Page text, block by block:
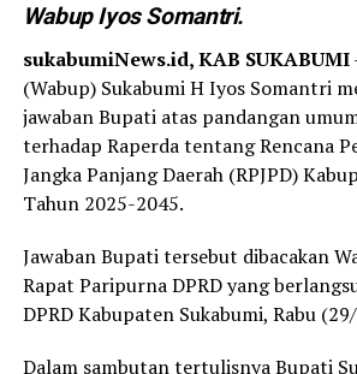
Wabup Iyos Somantri.
sukabumiNews.id, KAB SUKABUMI
(Wabup) Sukabumi H Iyos Somantri
jawaban Bupati atas pandangan
terhadap Raperda tentang Rencana
Jangka Panjang Daerah (RPJPD)
Tahun 2025-2045.
Jawaban Bupati tersebut dibacakan
Rapat Paripurna DPRD yang
DPRD Kabupaten Sukabumi, Rabu
Dalam sambutan tertulisnya Bupati